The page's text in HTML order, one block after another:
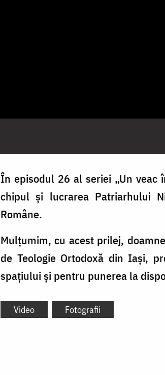
În episodul 26 al seriei „Un veac
chipul și lucrarea Patriarhului
Române.
Mulțumim, cu acest prilej,
de Teologie Ortodoxă din Iași,
spațiului și pentru punerea la
Video Fotografii